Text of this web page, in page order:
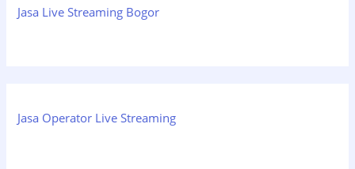
Jasa Live Streaming Bogor
Jasa Operator Live Streaming